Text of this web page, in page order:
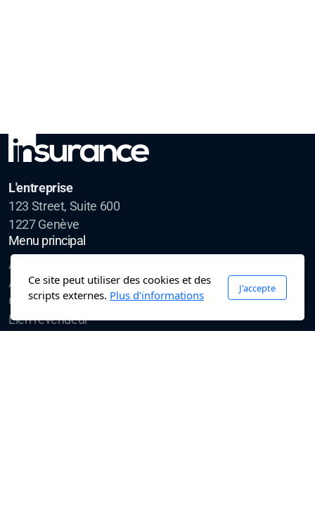
L'entreprise
123 Street, Suite 600
1227 Genève
Menu principal
À propos de
Accueil
Commande
Lien revendeur
Ce site peut utiliser des cookies et des
scripts externes. Plus d'informations
J'accepte